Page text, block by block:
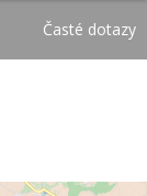
Časté dotazy